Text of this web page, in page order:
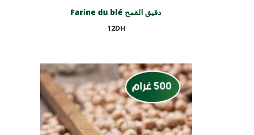
Farine du blé دقيق القمح
12DH